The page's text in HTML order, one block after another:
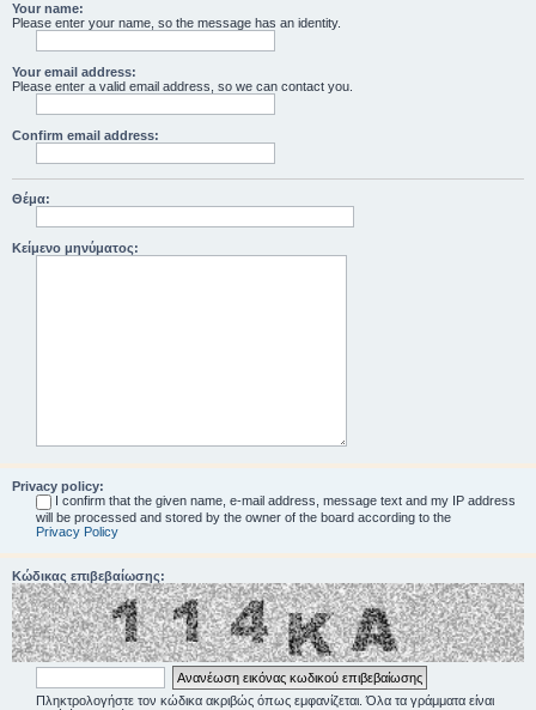
Your name:
Please enter your name, so the message has an identity.
Your email address:
Please enter a valid email address, so we can contact you.
Confirm email address:
Θέμα:
Κείμενο μηνύματος:
Privacy policy:
I confirm that the given name, e-mail address, message text and my IP address
will be processed and stored by the owner of the board according to the
Privacy Policy
Κώδικας επιβεβαίωσης:
Πληκτρολογήστε τον κώδικα ακριβώς όπως εμφανίζεται. Όλα τα γράμματα είναι